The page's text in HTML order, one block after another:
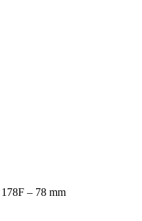
– 78 mm